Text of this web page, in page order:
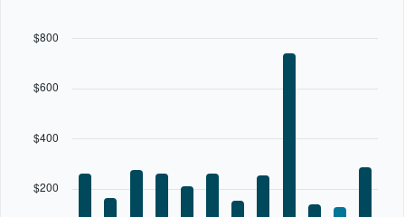
Range:
categories.
$200
$400
$600
$800